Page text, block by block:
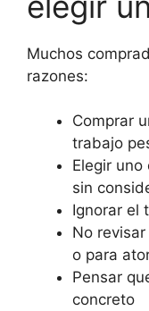
Muchos
razones:
Comprar
trabajo
Elegir
sin
Ignorar el
No
o para
Pensar
concreto